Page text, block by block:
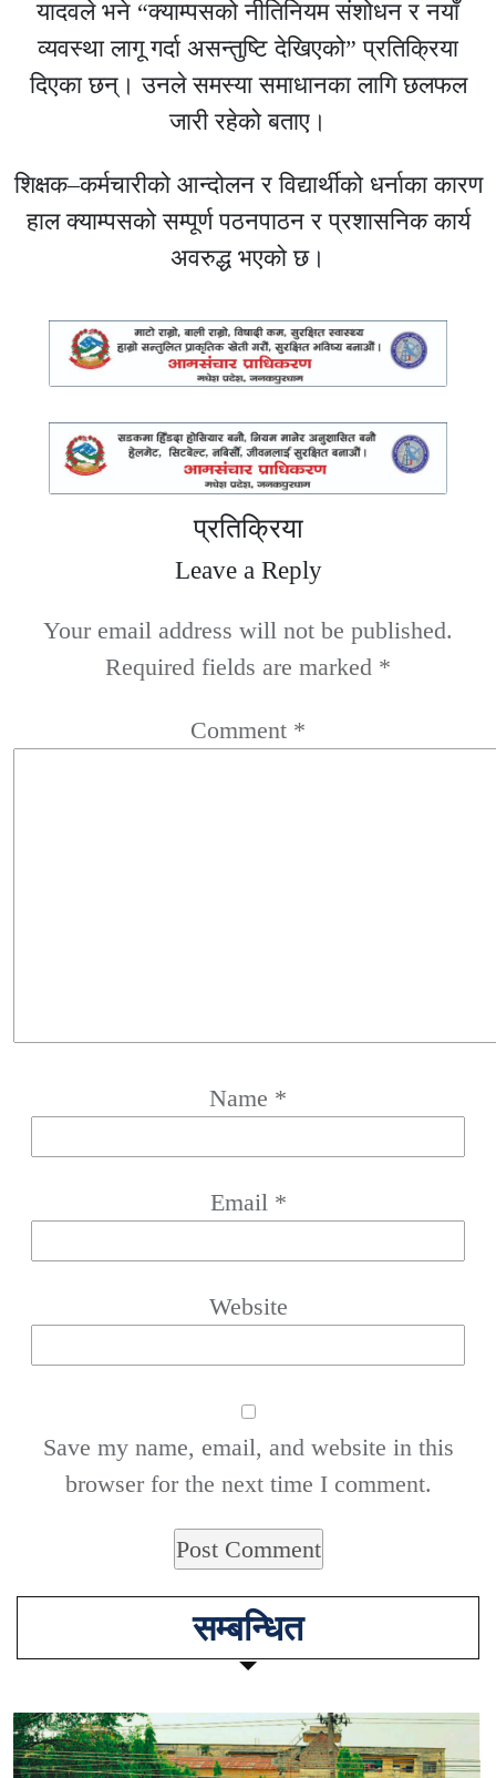
यादवले भने “क्याम्पसको नीतिनियम संशोधन र नयाँ
व्यवस्था लागू गर्दा असन्तुष्टि देखिएको” प्रतिक्रिया
दिएका छन्। उनले समस्या समाधानका लागि छलफल
जारी रहेको बताए।
शिक्षक–कर्मचारीको आन्दोलन र विद्यार्थीको धर्नाका कारण
हाल क्याम्पसको सम्पूर्ण पठनपाठन र प्रशासनिक कार्य
अवरुद्ध भएको छ।
प्रतिक्रिया
Leave a Reply
Your email address will not be published.
Required fields are marked *
Comment *
Name *
Email *
Website
Save my name, email, and website in this
browser for the next time I comment.
सम्बन्धित